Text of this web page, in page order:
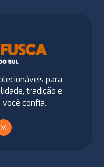
para
tradição e
confia.